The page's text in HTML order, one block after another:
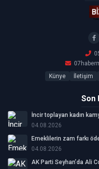
Künye
İletişim
Son
İncir toplayan kadın
04.08.2026
Emeklilerin zam farkı
04.08.2026
AK Parti Seyhan’da Ali